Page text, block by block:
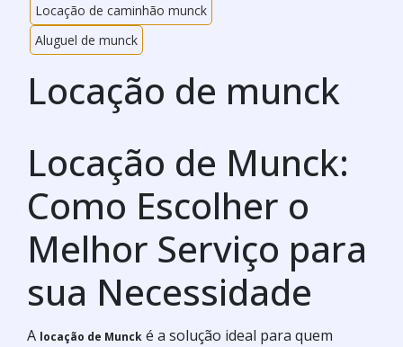
Locação de caminhão munck
Aluguel de munck
Locação de munck
Locação de Munck:
Como Escolher o
Melhor Serviço para
sua Necessidade
A locação de Munck é a solução ideal para quem